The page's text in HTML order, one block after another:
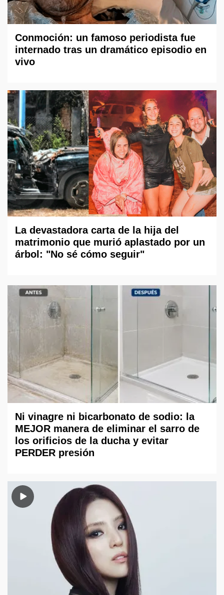
Conmoción: un famoso periodista fue
internado tras un dramático episodio en
vivo
La devastadora carta de la hija del
matrimonio que murió aplastado por un
árbol: "No sé cómo seguir"
Ni vinagre ni bicarbonato de sodio: la
MEJOR manera de eliminar el sarro de
los orificios de la ducha y evitar
PERDER presión